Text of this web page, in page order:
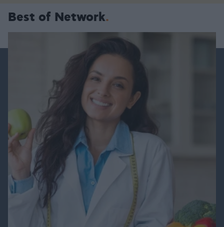
Best of Network